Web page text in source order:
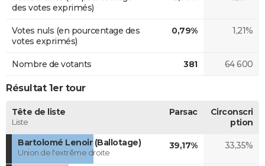
des votes exprimés)
Votes nuls (en pourcentage des
votes exprimés)
0,79% 1,21%
Nombre de votants 381 64 600
Résultat 1er tour
Tête de liste
Liste
Parsac
Circonscri
ption
Bartolomé Lenoir (Ballotage)
Union de l'extrême droite
39,17% 33,35%